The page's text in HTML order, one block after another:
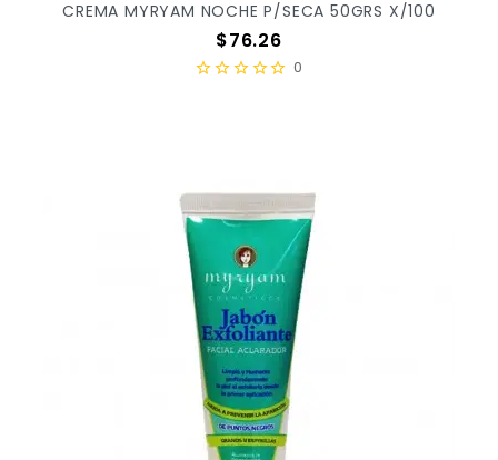
CREMA MYRYAM NOCHE P/SECA 50GRS X/100
Precio
$76.26
0